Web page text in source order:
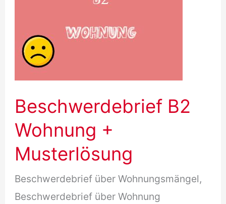
Beschwerdebrief B2
Wohnung +
Musterlösung
Beschwerdebrief über Wohnungsmängel,
Beschwerdebrief über Wohnung